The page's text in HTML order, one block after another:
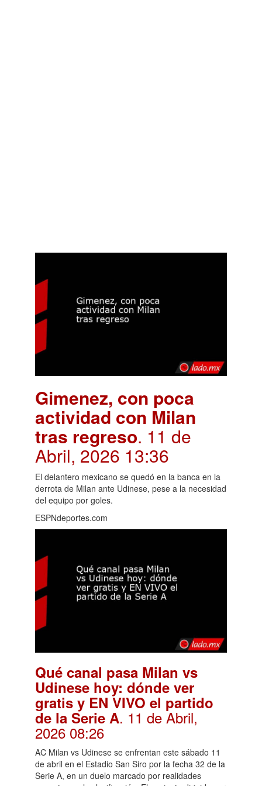
Gimenez, con poca
actividad con Milan
tras regreso. 11 de
Abril, 2026 13:36
El delantero mexicano se quedó en la banca en la
derrota de Milan ante Udinese, pese a la necesidad
del equipo por goles.
ESPNdeportes.com
Qué canal pasa Milan vs
Udinese hoy: dónde ver
gratis y EN VIVO el partido
de la Serie A. 11 de Abril,
2026 08:26
AC Milan vs Udinese se enfrentan este sábado 11
de abril en el Estadio San Siro por la fecha 32 de la
Serie A, en un duelo marcado por realidades